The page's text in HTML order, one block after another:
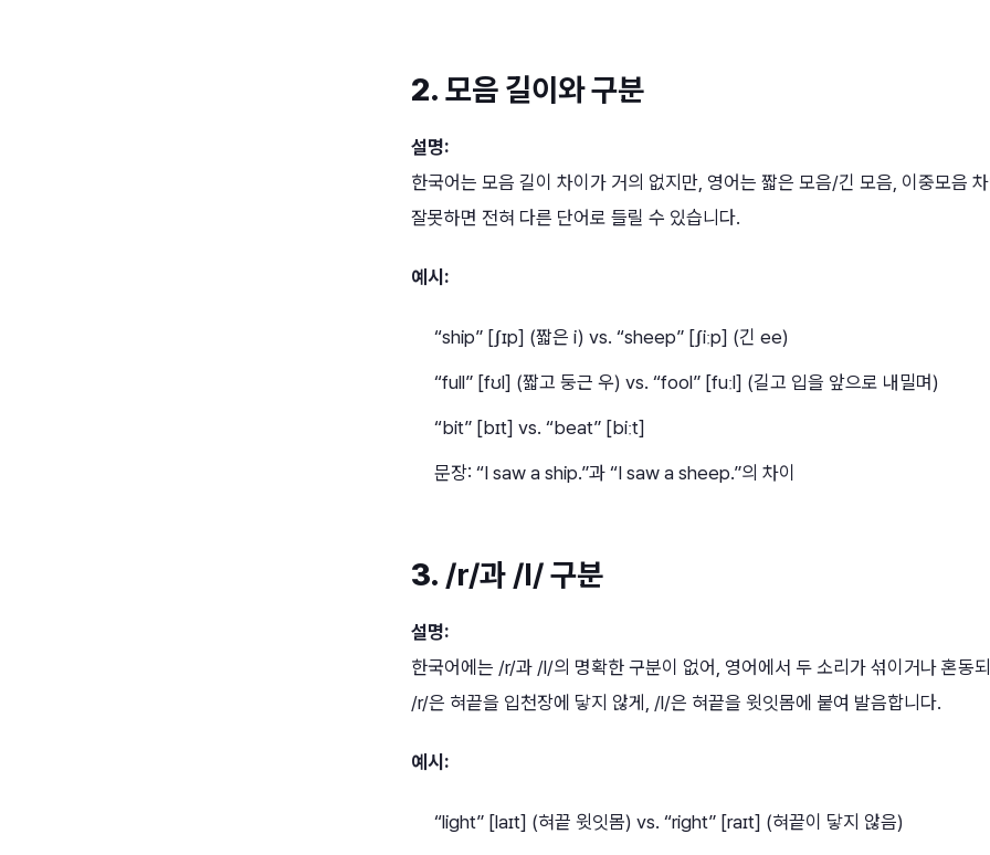
2. 모음 길이와 구분
설명:
한국어는 모음 길이 차이가 거의 없지만, 영어는 짧은 모음/긴 모음, 이중모음
잘못하면 전혀 다른 단어로 들릴 수 있습니다.
예시:
“ship” [ʃɪp] (짧은 i) vs. “sheep” [ʃiːp] (긴 ee)
“full” [fʊl] (짧고 둥근 우) vs. “fool” [fuːl] (길고 입을 앞으로 내밀며)
“bit” [bɪt] vs. “beat” [biːt]
문장: “I saw a ship.”과 “I saw a sheep.”의 차이
3. /r/과 /l/ 구분
설명:
한국어에는 /r/과 /l/의 명확한 구분이 없어, 영어에서 두 소리가 섞이거나 혼동
/r/은 혀끝을 입천장에 닿지 않게, /l/은 혀끝을 윗잇몸에 붙여 발음합니다.
예시:
“light” [laɪt] (혀끝 윗잇몸) vs. “right” [raɪt] (혀끝이 닿지 않음)